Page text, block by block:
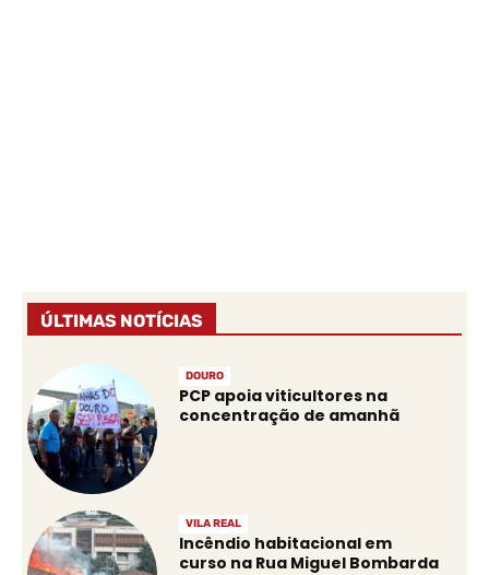
ÚLTIMAS NOTÍCIAS
DOURO
PCP apoia viticultores na
concentração de amanhã
VILA REAL
Incêndio habitacional em
curso na Rua Miguel Bombarda